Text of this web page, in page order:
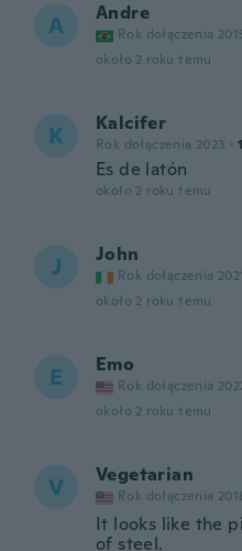
A Andre
Rok dołączenia
około 2 roku temu
K Kalcifer
Rok dołączenia 2023 ·
Es de latón
około 2 roku temu
J John
Rok dołączenia 2021
około 2 roku temu
E Emo
Rok dołączenia
około 2 roku temu
V Vegetarian
Rok dołączenia
It looks like the
of steel.